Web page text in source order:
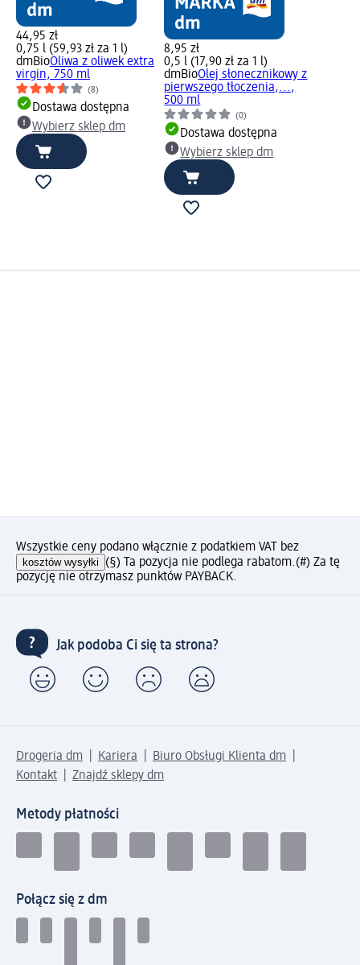
44,95 zł
0,75 l (59,93 zł za 1 l)
dmBioOliwa z oliwek extra
virgin, 750 ml
(8)
Dostawa dostępna
Wybierz sklep dm
8,95 zł
0,5 l (17,90 zł za 1 l)
dmBioOlej słonecznikowy z
pierwszego tłoczenia,...,
500 ml
(0)
Dostawa dostępna
Wybierz sklep dm
Wszystkie ceny podano włącznie z podatkiem VAT bez
kosztów wysyłki (§) Ta pozycja nie podlega rabatom.(#) Za tę
pozycję nie otrzymasz punktów PAYBACK.
Jak podoba Ci się ta strona?
Drogeria dm Kariera
Biuro Obsługi Klienta dm
Kontakt
Znajdź sklepy dm
Metody płatności
Połącz się z dm